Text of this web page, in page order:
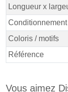
Longueur x
Conditionnement
Coloris / motifs
Référence
Vous aimez